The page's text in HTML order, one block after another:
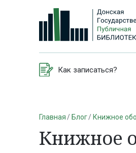
Как записаться?
Главная Блог Книжное
Книжное